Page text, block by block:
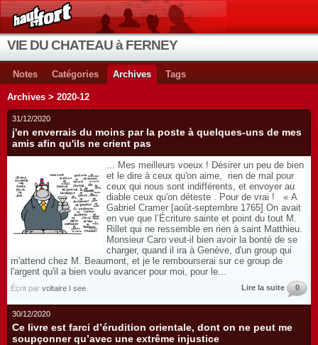
VIE DU CHATEAU à FERNEY
Notes Catégories Archives Tags
Archives > 2020-12
31/12/2020
j'en enverrais du moins par la poste à quelques-uns de mes
amis afin qu'ils ne crient pas
... Mes meilleurs voeux ! Désirer un peu de bien
et le dire à ceux qu'on aime, rien de mal pour
ceux qui nous sont indifférents, et envoyer au
diable ceux qu'on déteste . Pour de vrai ! « A
Gabriel Cramer [août-septembre 1765] On avait
en vue que l’Écriture sainte et point du tout M.
Rillet qui ne ressemble en rien à saint Matthieu.
Monsieur Caro veut-il bien avoir la bonté de se
charger, quand il ira à Genève, d'un group qui
m'attend chez M. Beaumont, et je le rembourserai sur ce group de
l'argent qu'il a bien voulu avancer pour moi, pour le...
Écrit par voltaire I see Lire la suite 0
30/12/2020
Ce livre est farci d’érudition orientale, dont on ne peut me
soupçonner qu’avec une extrême injustice